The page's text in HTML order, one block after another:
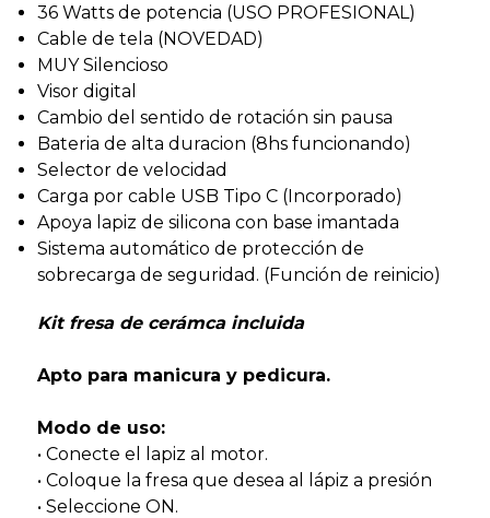
36 Watts de potencia (USO PROFESIONAL)
Cable de tela (NOVEDAD)
MUY Silencioso
Visor digital
Cambio del sentido de rotación sin pausa
Bateria de alta duracion (8hs funcionando)
Selector de velocidad
Carga por cable USB Tipo C (Incorporado)
Apoya lapiz de silicona con base imantada
Sistema automático de protección de
sobrecarga de seguridad. (Función de reinicio)
Kit fresa de cerámca incluida
Apto para manicura y pedicura.
Modo de uso:
• Conecte el lapiz al motor.
• Coloque la fresa que desea al lápiz a presión
• Seleccione ON.